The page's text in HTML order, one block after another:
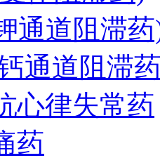
通道阻滞
通道阻滞
心律失常药
药